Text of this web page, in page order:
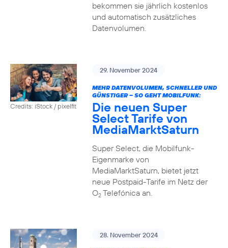
bekommen sie jährlich kostenlos
und automatisch zusätzliches
Datenvolumen.
Credits: iStock / pixelfit
29. November 2024
MEHR DATENVOLUMEN, SCHNELLER UND
GÜNSTIGER – SO GEHT MOBILFUNK:
Die neuen Super
Select Tarife von
MediaMarktSaturn
Super Select, die Mobilfunk-
Eigenmarke von
MediaMarktSaturn, bietet jetzt
neue Postpaid-Tarife im Netz der
O2Telefónica an.
28. November 2024